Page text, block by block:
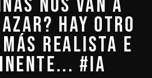
NOS VAN A
HAY OTRO
REALISTA E
#IA